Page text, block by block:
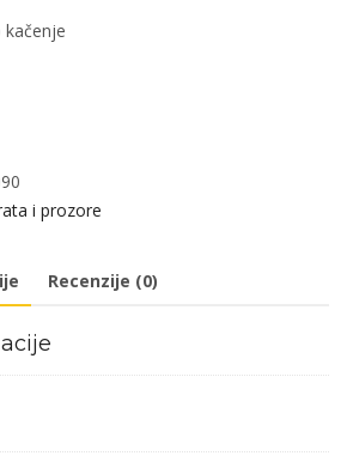
kačenje
i prozore
Recenzije (0)